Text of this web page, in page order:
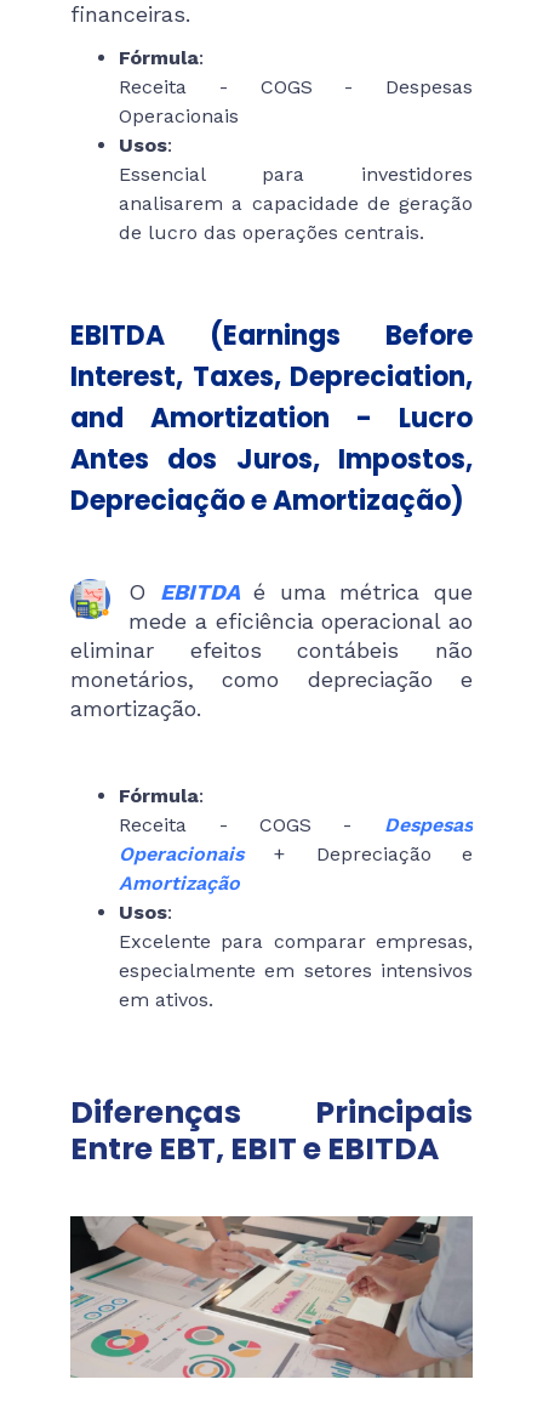
financeiras.
Fórmula:
Receita - COGS - Despesas
Operacionais
Usos:
Essencial para investidores
analisarem a capacidade de geração
de lucro das operações centrais.
EBITDA (Earnings Before
Interest, Taxes, Depreciation,
and Amortization - Lucro
Antes dos Juros, Impostos,
Depreciação e Amortização)
O EBITDAé uma métrica que
mede a eficiência operacional ao
eliminar efeitos contábeis não
monetários, como depreciação e
amortização.
Fórmula:
Receita - COGS - Despesas
Operacionais+ Depreciação e
Amortização
Usos:
Excelente para comparar empresas,
especialmente em setores intensivos
em ativos.
Diferenças Principais
Entre EBT, EBIT e EBITDA